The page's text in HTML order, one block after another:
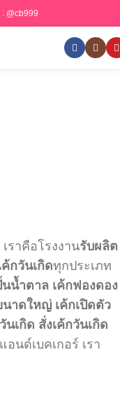
: @cb999
ราคือโรงงานรับผลิต
ค้กวันเกิดทุกประเภท
นน้ำตาล เค้กฟองดอง
นาดใหญ่ เค้กเปิดตัว
นเกิด สั่งเค้กวันเกิด
นด์เบคเกอร์ เรา